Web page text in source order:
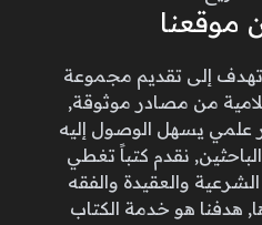
موقعنا
تهدف إلى تقديم مجموعة
من مصادر موثوقة,
يسهل الوصول إليه
نقدم كتباً تغطي
والعقيدة والفقه
هدفنا هو خدمة الكتاب